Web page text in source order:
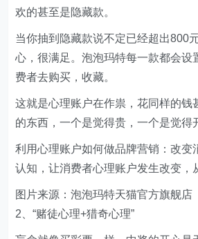
欢的甚至是隐藏款。
当你抽到隐藏款说不定已经超出800
心，很满足。泡泡玛特每一款都会设
费者去购买，收藏。
这就是心理账户在作祟，花同样的钱
的东西，一个是觉得贵，一个是觉得
利用心理账户如何做品牌营销：改变
认知，让消费者心理账户发生改变，
图片来源：泡泡玛特天猫官方旗舰店
2、“赌徒心理+猎奇心理”